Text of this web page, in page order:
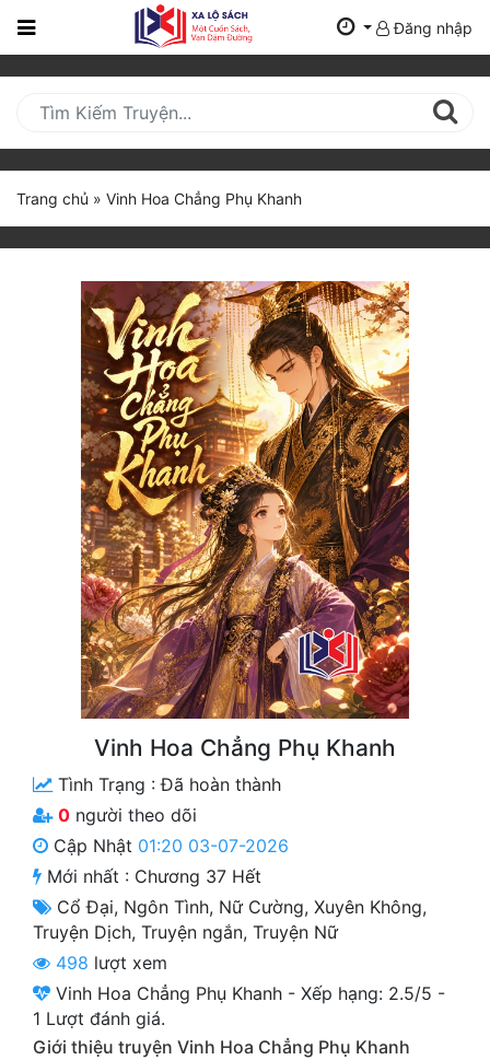
Trang
Mới
Cập
Nhật
(current)
Truyện Mới Ra
Hoàn Thành
Truyện Convert
Truyện Dịch
Truyện Nhập Môn
Xa Lộ Dịch
Cung Đấu
Cạnh Kỹ
Cổ Tiên Hiệp
Cổ Đại
Du Hí
Đăng nhập
Trang chủ » Vinh Hoa Chẳng Phụ Khanh
Vinh Hoa Chẳng Phụ Khanh
Tình Trạng :Đã hoàn thành
0 người theo dõi
Cập Nhật 01:20 03-07-2026
Mới nhất : Chương 37 Hết
Cổ Đại, Ngôn Tình, Nữ Cường, Xuyên Không,
Truyện Dịch, Truyện ngắn, Truyện Nữ
498 lượt xem
Vinh Hoa Chẳng Phụ Khanh - Xếp hạng: 2.5/5 -
1 Lượt đánh giá.
Giới thiệu truyện Vinh Hoa Chẳng Phụ Khanh